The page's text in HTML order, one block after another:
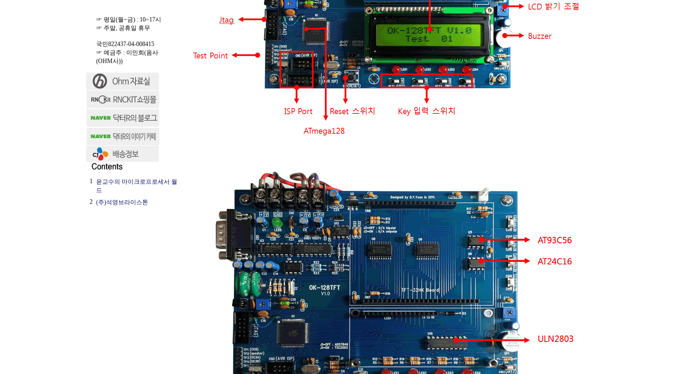
☞ 평일(월~금) : 10~17시
☞ 주말, 공휴일 휴무
국민822437-04-008415
☞ 예금주 : 이민희(옴사
(OHM사))
1 윤교수의 마이크로프로세서 월
드
2 (주)석영브라이스톤